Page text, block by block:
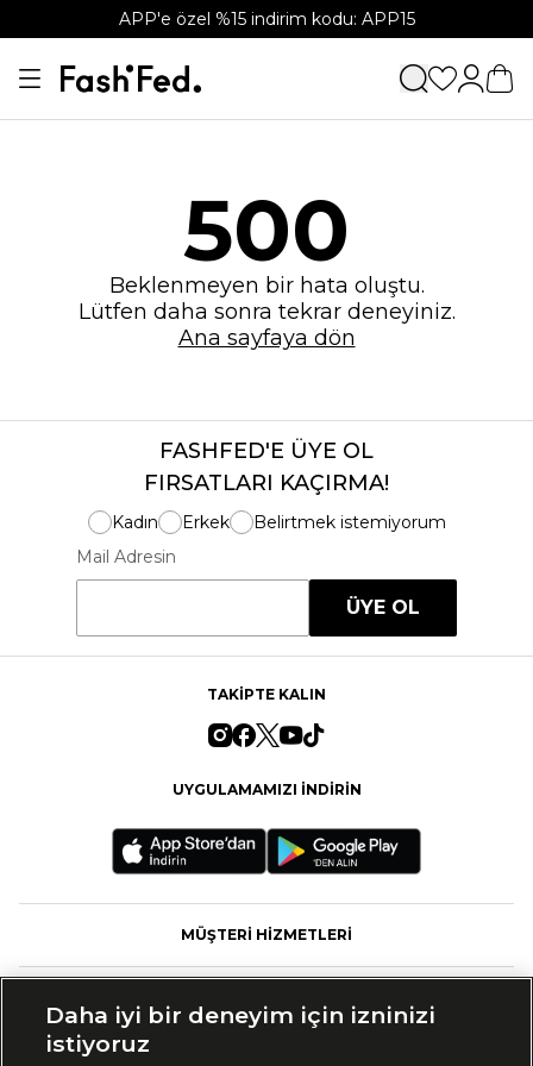
APP'e özel %15 indirim kodu: APP15
500
Beklenmeyen bir hata oluştu.
Lütfen daha sonra tekrar deneyiniz.
Ana sayfaya dön
FASHFED'E ÜYE OL
FIRSATLARI KAÇIRMA!
Kadın Erkek
Belirtmek istemiyorum
Mail Adresin
ÜYE OL
TAKİPTE KALIN
UYGULAMAMIZI İNDİRİN
MÜŞTERİ HİZMETLERİ
Daha iyi bir deneyim için izninizi
istiyoruz